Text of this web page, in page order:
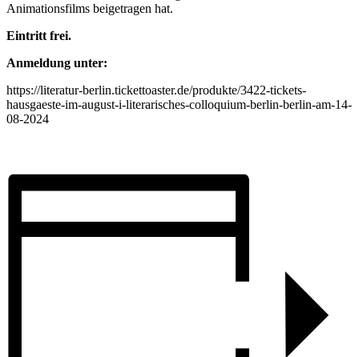
Animationsfilms beigetragen hat.
Eintritt frei.
Anmeldung unter:
https://literatur-berlin.tickettoaster.de/produkte/3422-tickets-
hausgaeste-im-august-i-literarisches-colloquium-berlin-berlin-am-14-
08-2024